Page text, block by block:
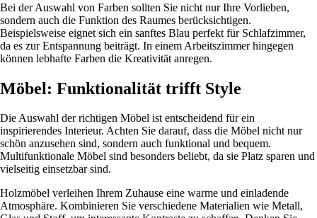
Bei der Auswahl von Farben sollten Sie nicht nur Ihre Vorlieben,
sondern auch die Funktion des Raumes berücksichtigen.
Beispielsweise eignet sich ein sanftes Blau perfekt für Schlafzimmer,
da es zur Entspannung beiträgt. In einem Arbeitszimmer hingegen
können lebhafte Farben die Kreativität anregen.
Möbel: Funktionalität trifft Style
Die Auswahl der richtigen Möbel ist entscheidend für ein
inspirierendes Interieur. Achten Sie darauf, dass die Möbel nicht nur
schön anzusehen sind, sondern auch funktional und bequem.
Multifunktionale Möbel sind besonders beliebt, da sie Platz sparen und
vielseitig einsetzbar sind.
Holzmöbel verleihen Ihrem Zuhause eine warme und einladende
Atmosphäre. Kombinieren Sie verschiedene Materialien wie Metall,